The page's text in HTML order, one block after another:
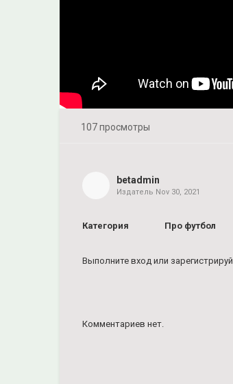
107 просмотры
betadmin
Издатель Nov 30, 2021
Категория Про футбол
Выполните вход или
Комментариев нет.